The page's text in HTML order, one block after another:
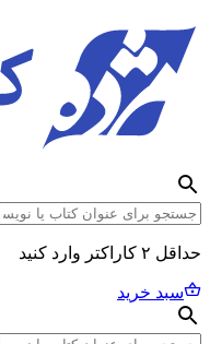
حداقل ۲ کاراکتر وارد کنید
سبد خرید